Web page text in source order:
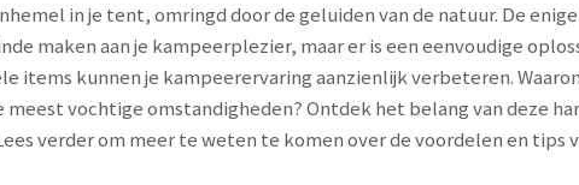
in je tent, omringd door de geluiden van de natuur. De
maken aan je kampeerplezier, maar er is een eenvoudige
items kunnen je kampeerervaring aanzienlijk verbeteren.
vochtige omstandigheden? Ontdek het belang van deze
verder om meer te weten te komen over de voordelen en tips